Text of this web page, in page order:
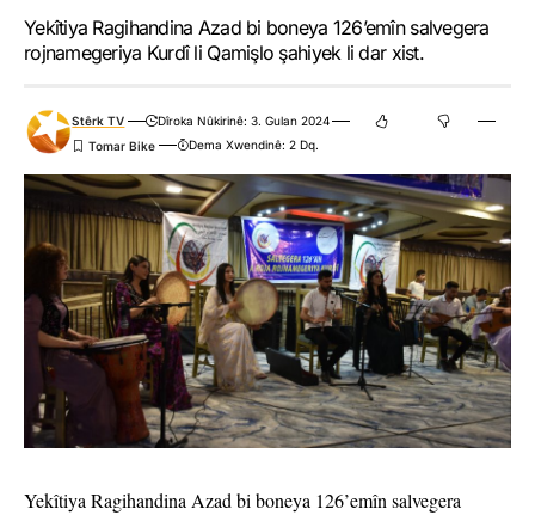
Yekîtiya Ragihandina Azad bi boneya 126’emîn salvegera
rojnamegeriya Kurdî li Qamişlo şahiyek li dar xist.
Stêrk TV
Dîroka Nûkirinê: 3. Gulan 2024
Dema Xwendinê: 2 Dq.
Yekîtiya Ragihandina Azad bi boneya 126’emîn salvegera